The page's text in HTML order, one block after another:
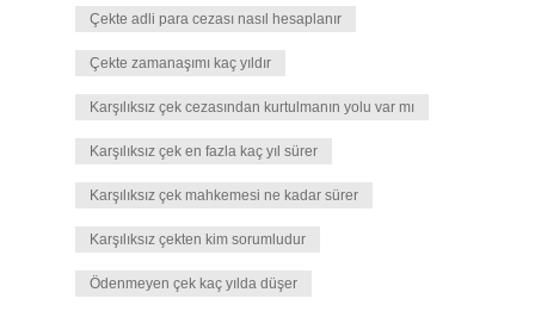
Çekte adli para cezası nasıl hesaplanır
Çekte zamanaşımı kaç yıldır
Karşılıksız çek cezasından kurtulmanın yolu var mı
Karşılıksız çek en fazla kaç yıl sürer
Karşılıksız çek mahkemesi ne kadar sürer
Karşılıksız çekten kim sorumludur
Ödenmeyen çek kaç yılda düşer